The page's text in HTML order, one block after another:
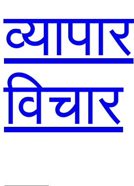
व्यापार
विचार